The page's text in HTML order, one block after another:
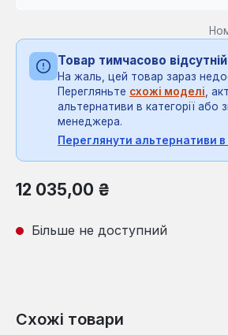
Товар тимчасово відсутній
На жаль, цей товар зараз
Перегляньте схожі моделі,
альтернативи в категорії або
менеджера.
Переглянути альтернативи в
Звичайна ціна:
12 035,00 ₴
Більше не доступний
Схожі товари